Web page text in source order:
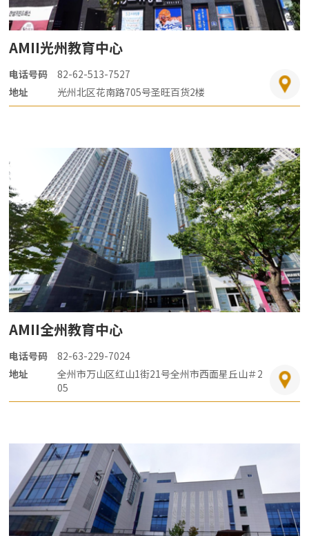
AMII光州教育中心
电话号码
82-62-513-7527
地址
光州北区花南路705号圣旺百货2楼
AMII全州教育中心
电话号码
82-63-229-7024
地址
全州市万山区红山1街21号全州市西面星丘山＃2
05